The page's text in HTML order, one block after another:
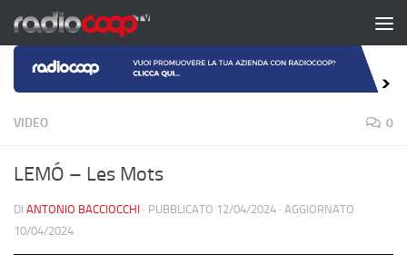
Salta al contenuto
VIDEO 0
LEMÓ – Les Mots
DI ANTONIO BACCIOCCHI · PUBBLICATO 12/04/2024 · AGGIORNATO
10/04/2024